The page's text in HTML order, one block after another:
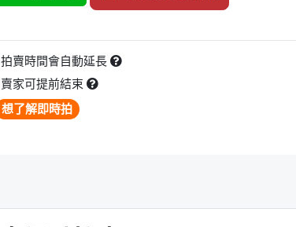
拍賣時間會自動延長
賣家可提前結束
想了解即時拍